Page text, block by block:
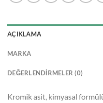
AÇIKLAMA
MARKA
DEĞERLENDIRMELER (0)
Kromik asit, kimyasal